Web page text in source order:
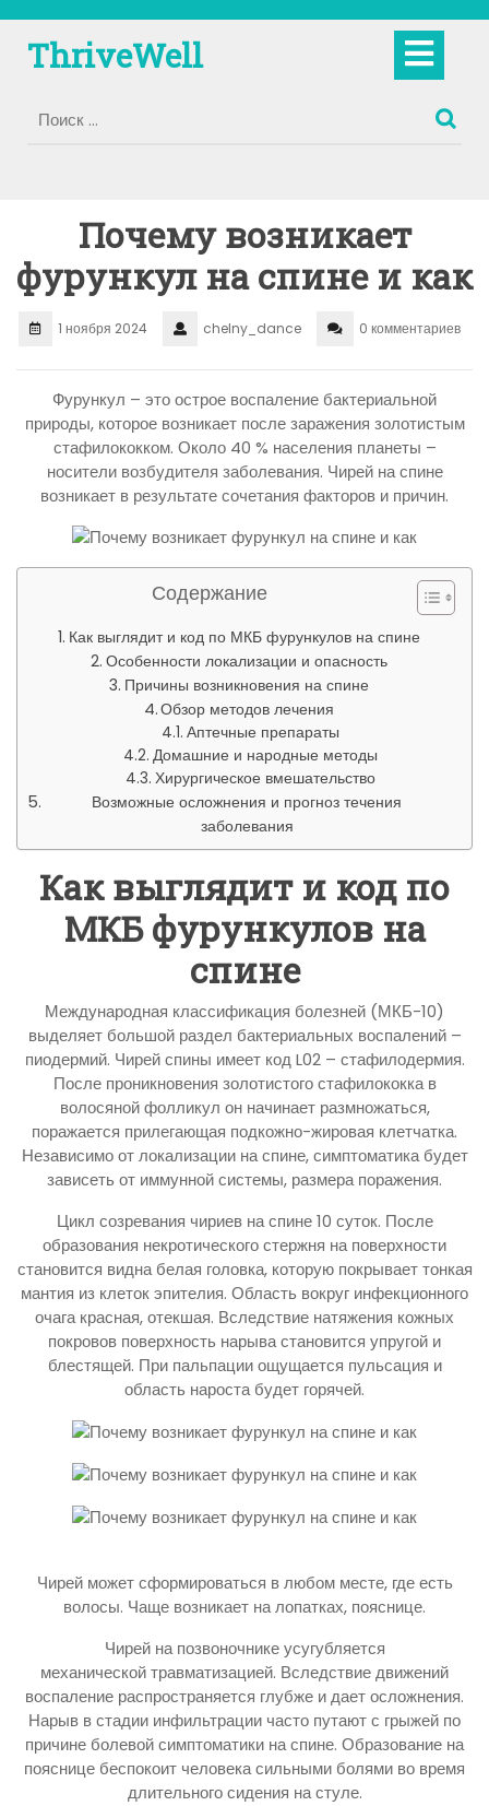
содержимому
ThriveWell
Почему возникает
фурункул на спине и как
1 ноября 2024 chelny_dance 0 комментариев
Фурункул – это острое воспаление бактериальной
природы, которое возникает после заражения золотистым
стафилококком. Около 40 % населения планеты –
носители возбудителя заболевания. Чирей на спине
возникает в результате сочетания факторов и причин.
Содержание
Как выглядит и код по МКБ фурункулов на спине
Особенности локализации и опасность
Причины возникновения на спине
Обзор методов лечения
Аптечные препараты
Домашние и народные методы
Хирургическое вмешательство
Возможные осложнения и прогноз течения
заболевания
Как выглядит и код по
МКБ фурункулов на
спине
Международная классификация болезней (МКБ-10)
выделяет большой раздел бактериальных воспалений –
пиодермий. Чирей спины имеет код L02 – стафилодермия.
После проникновения золотистого стафилококка в
волосяной фолликул он начинает размножаться,
поражается прилегающая подкожно-жировая клетчатка.
Независимо от локализации на спине, симптоматика будет
зависеть от иммунной системы, размера поражения.
Цикл созревания чириев на спине 10 суток. После
образования некротического стержня на поверхности
становится видна белая головка, которую покрывает тонкая
мантия из клеток эпителия. Область вокруг инфекционного
очага красная, отекшая. Вследствие натяжения кожных
покровов поверхность нарыва становится упругой и
блестящей. При пальпации ощущается пульсация и
область нароста будет горячей.
Чирей может сформироваться в любом месте, где есть
волосы. Чаще возникает на лопатках, пояснице.
Чирей на позвоночнике усугубляется
механической травматизацией. Вследствие движений
воспаление распространяется глубже и дает осложнения.
Нарыв в стадии инфильтрации часто путают с грыжей по
причине болевой симптоматики на спине. Образование на
пояснице беспокоит человека сильными болями во время
длительного сидения на стуле.